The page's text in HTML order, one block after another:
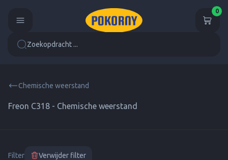
Zoekopdracht ...
0
Chemische weerstand
Freon C318 - Chemische weerstand
Filter Verwijder filter